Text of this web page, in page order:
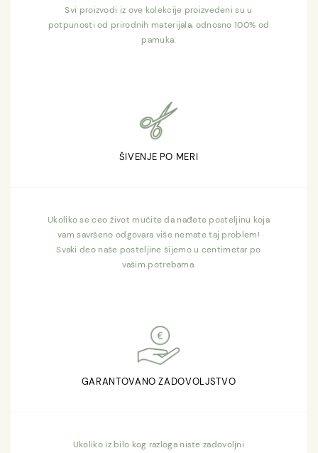
Svi proizvodi iz ove kolekcije proizvedeni su u
potpunosti od prirodnih materijala, odnosno 100% od
pamuka.
ŠIVENJE PO MERI
Ukoliko se ceo život mučite da nađete posteljinu koja
vam savršeno odgovara više nemate taj problem!
Svaki deo naše posteljine šijemo u centimetar po
vašim potrebama.
GARANTOVANO ZADOVOLJSTVO
Ukoliko iz bilo kog razloga niste zadovoljni